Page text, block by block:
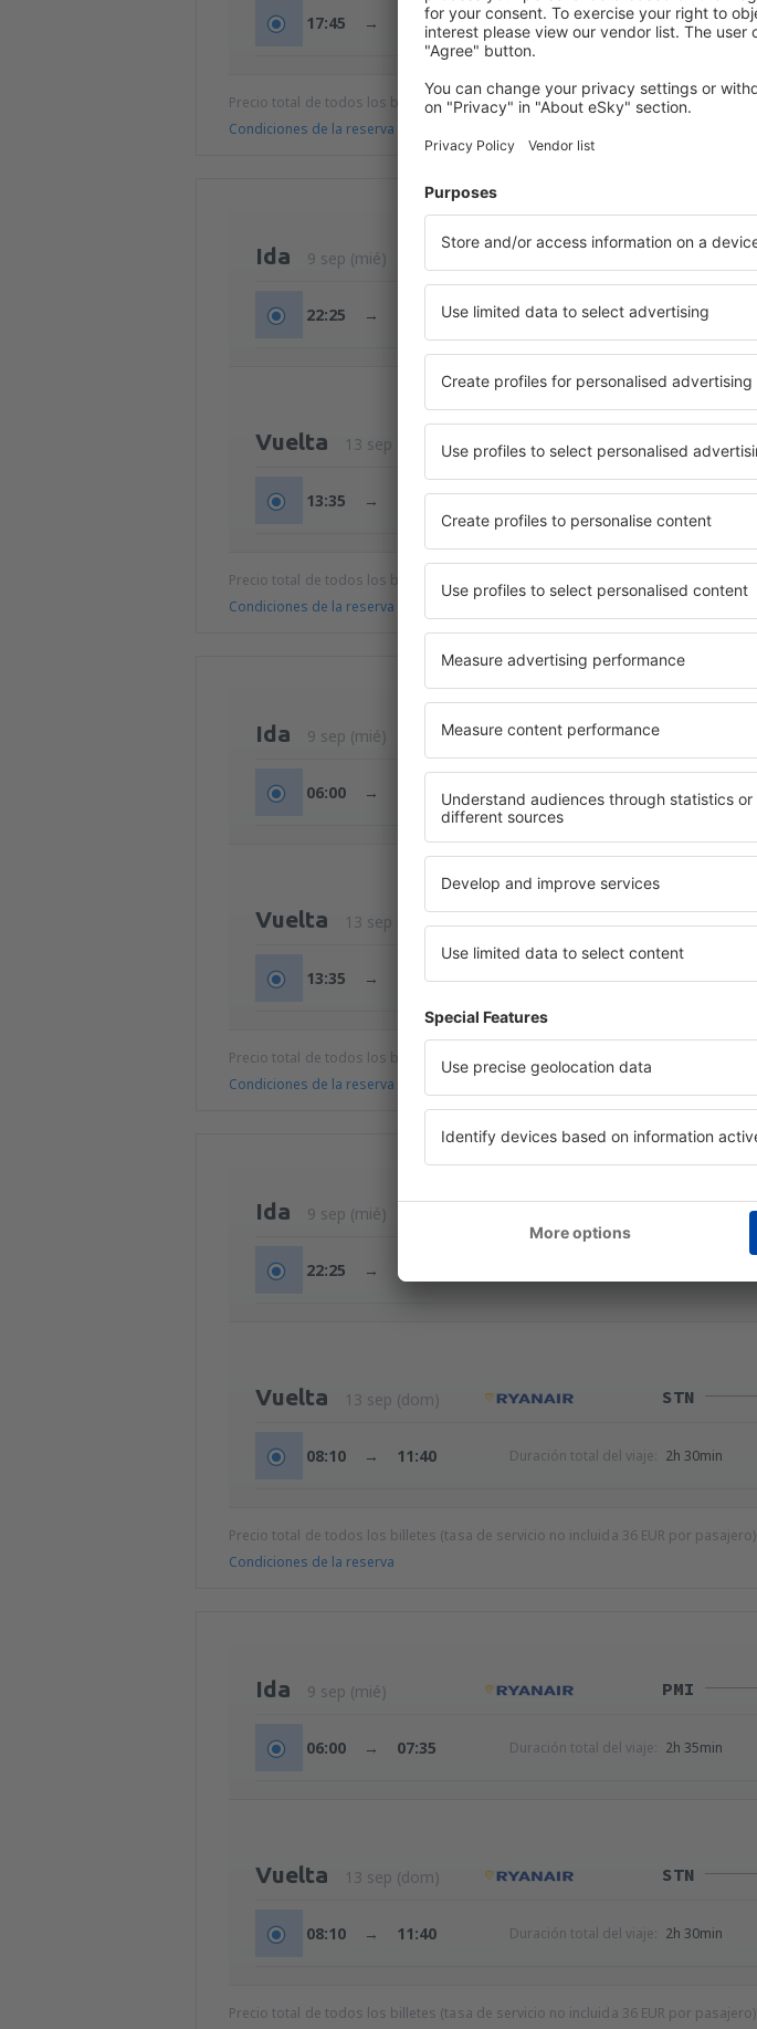
17:45 → 21:15 Duración total del viaje: 2h 30min
Precio total de todos los billetes (tasa de servicio no incluida32EURpor pasajero)
Condiciones de la reserva
Ida 9 sep (mié)
22:25 → Duración total del viaje: 2h 34min
Vuelta 13 sep (dom) STN
13:35 → 17:05 Duración total del viaje: 2h 30min
Precio total de todos los billetes (tasa de servicio no incluida EUR
por pasajero)
Condiciones de la reserva
Ida 9 sep (mié)
06:00 → Duración total del viaje: 2h 35min
Vuelta 13 sep (dom) STN
13:35 → 17:05 Duración total del viaje: 2h 30min
Precio total de todos los billetes (tasa de servicio no incluida 35 EUR
Condiciones de la reserva
Ida 9 sep (mié)
22:25 → 23:59
Vuelta 13 sep (dom) STN
08:10 → 11:40 Duración total del viaje: 2h 30min
Precio total de todos los billetes (tasa de servicio no incluida 36 EUR por pasajero)
Condiciones de la reserva
Ida 9 sep (mié) PMI
06:00 → 07:35 Duración total del viaje: 2h 35min
Vuelta 13 sep (dom) STN
08:10 → 11:40 Duración total del viaje: 2h 30min
Precio total de todos los billetes (tasa de servicio no incluida 36 EUR por pasajero)